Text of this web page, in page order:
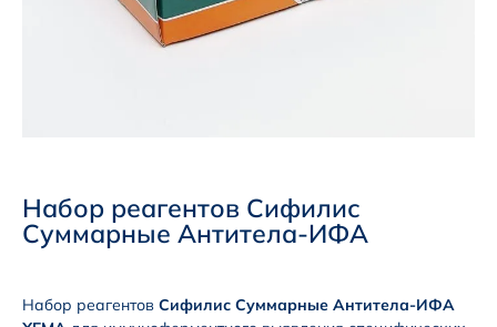
Набор реагентов Сифилис
Суммарные Антитела-ИФА
Набор реагентов Сифилис Суммарные Антитела-ИФА